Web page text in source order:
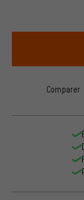
Comparer